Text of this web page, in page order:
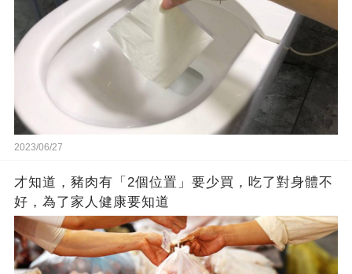
2023/06/27
才知道，豬肉有「2個位置」要少買，吃了對身體不
好，為了家人健康要知道